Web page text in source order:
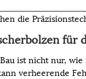
die
ist nicht nur,
verheerende